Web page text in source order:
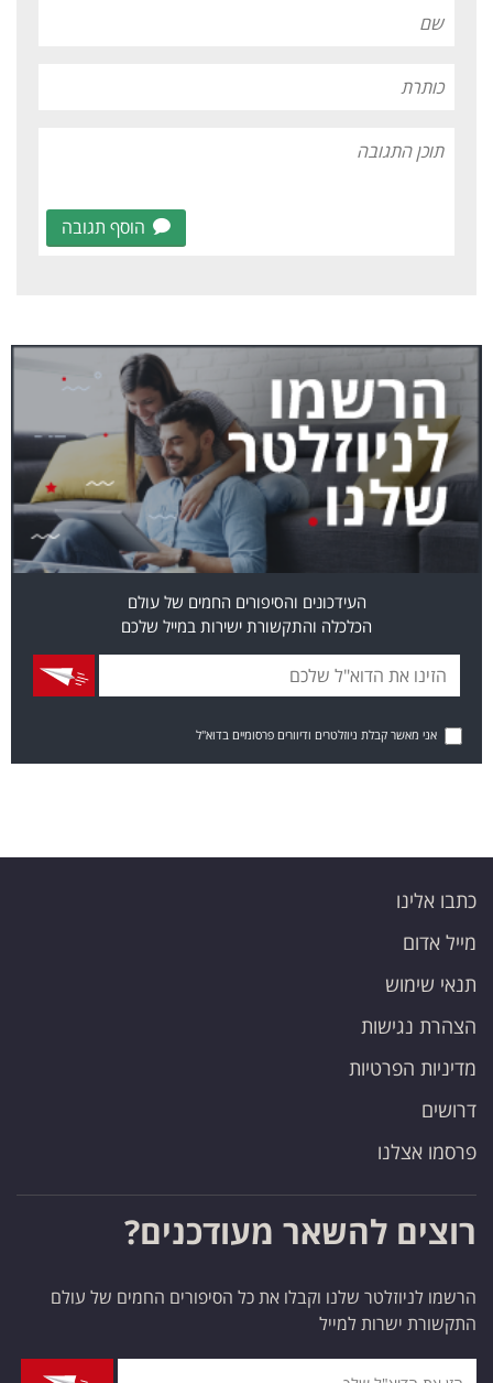
הוסף תגובה
העידכונים והסיפורים החמים של עולם
הכלכלה והתקשורת ישירות במייל שלכם
אני מאשר קבלת ניוזלטרים ודיוורים פרסומיים בדוא"ל
כתבו אלינו
מייל אדום
תנאי שימוש
הצהרת נגישות
מדיניות הפרטיות
דרושים
פרסמו אצלנו
רוצים להשאר מעודכנים?
הרשמו לניוזלטר שלנו וקבלו את כל הסיפורים החמים של עולם
התקשורת ישרות למייל